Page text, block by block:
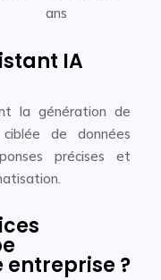
ans
IA
la génération de
de données
précises et
entreprise ?